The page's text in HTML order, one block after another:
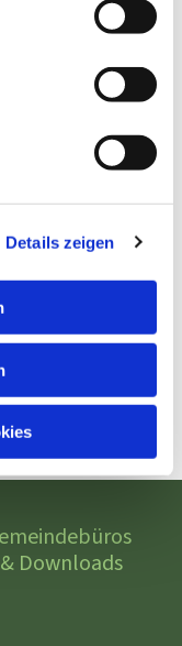
Details zeigen
Downloads